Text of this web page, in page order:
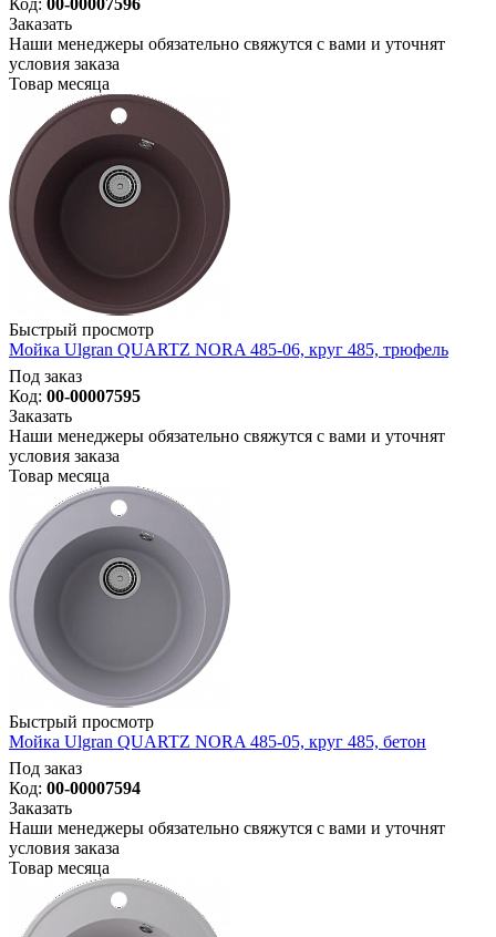
Заказать
Наши менеджеры обязательно свяжутся с вами и уточнят
условия заказа
Товар месяца
Быстрый просмотр
Мойка Ulgran QUARTZ NORA 485-06, круг 485, трюфель
Под заказ
Код: 00-00007595
Заказать
Наши менеджеры обязательно свяжутся с вами и уточнят
условия заказа
Товар месяца
Быстрый просмотр
Мойка Ulgran QUARTZ NORA 485-05, круг 485, бетон
Под заказ
Код: 00-00007594
Заказать
Наши менеджеры обязательно свяжутся с вами и уточнят
условия заказа
Товар месяца